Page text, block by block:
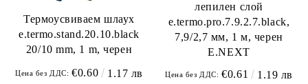
Термоусвиваем шлаух
e.termo.stand.20.10.black
20/10 mm, 1 m, черен
Цена без ДДС: €0.60 1.17 лв
лепилен слой
e.termo.pro.7.9.2.7.black,
7,9/2,7 мм, 1 м, черен
E.NEXT
Цена без ДДС: €0.61 1.19 лв